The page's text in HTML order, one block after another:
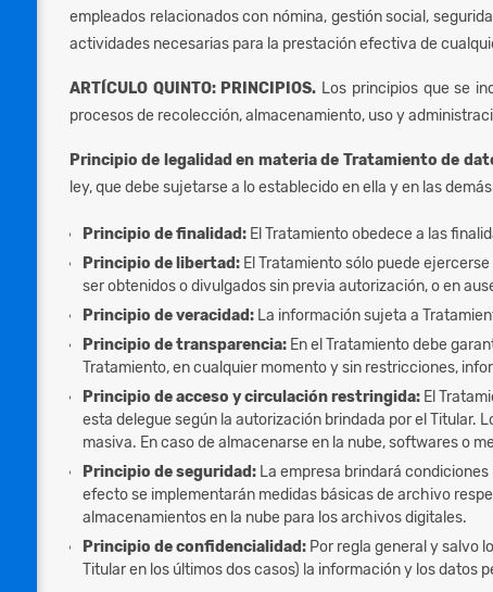
empleados relacionados con nómina, gestión social,
actividades necesarias para la prestación efectiva de
ARTÍCULO QUINTO: PRINCIPIOS. Los principios que se
procesos de recolección, almacenamiento, uso y
Principio de legalidad en materia de Tratamiento de
ley, que debe sujetarse a lo establecido en ella y en las
Principio de finalidad: El Tratamiento obedece a las
Principio de libertad: El Tratamiento sólo puede
ser obtenidos o divulgados sin previa autorización, o en
Principio de veracidad: La información sujeta a
Principio de transparencia: En el Tratamiento debe
Tratamiento, en cualquier momento y sin restricciones,
Principio de acceso y circulación restringida: El
esta delegue según la autorización brindada por el Titular.
masiva. En caso de almacenarse en la nube, softwares o
Principio de seguridad: La empresa brindará
efecto se implementarán medidas básicas de archivo
almacenamientos en la nube para los archivos digitales.
Principio de confidencialidad: Por regla general y salvo
Titular en los últimos dos casos) la información y los datos